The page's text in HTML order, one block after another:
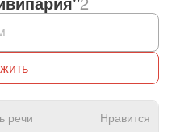
речи Нравится